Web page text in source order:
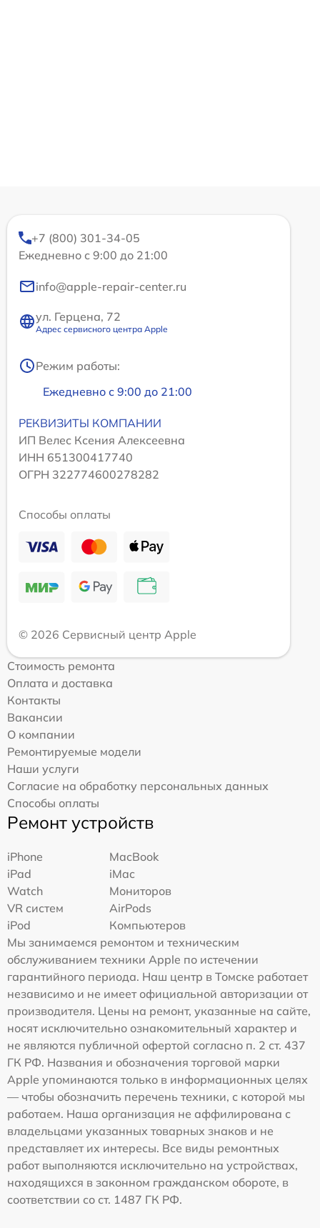
+7 (800) 301-34-05
Ежедневно с 9:00 до 21:00
info@apple-repair-center.ru
ул. Герцена, 72
Адрес сервисного центра Apple
Режим работы:
Ежедневно с 9:00 до 21:00
РЕКВИЗИТЫ КОМПАНИИ
ИП Велес Ксения Алексеевна
ИНН 651300417740
ОГРН 322774600278282
Способы оплаты
© 2026 Сервисный центр Apple
Стоимость ремонта
Оплата и доставка
Контакты
Вакансии
О компании
Ремонтируемые модели
Наши услуги
Согласие на обработку персональных данных
Способы оплаты
Ремонт устройств
iPhone
MacBook
iPad
iMac
Watch
Мониторов
VR систем
AirPods
iPod
Компьютеров
Мы занимаемся ремонтом и техническим
обслуживанием техники Apple по истечении
гарантийного периода. Наш центр в Томске работает
независимо и не имеет официальной авторизации от
производителя. Цены на ремонт, указанные на сайте,
носят исключительно ознакомительный характер и
не являются публичной офертой согласно п. 2 ст. 437
ГК РФ. Названия и обозначения торговой марки
Apple упоминаются только в информационных целях
— чтобы обозначить перечень техники, с которой мы
работаем. Наша организация не аффилирована с
владельцами указанных товарных знаков и не
представляет их интересы. Все виды ремонтных
работ выполняются исключительно на устройствах,
находящихся в законном гражданском обороте, в
соответствии со ст. 1487 ГК РФ.